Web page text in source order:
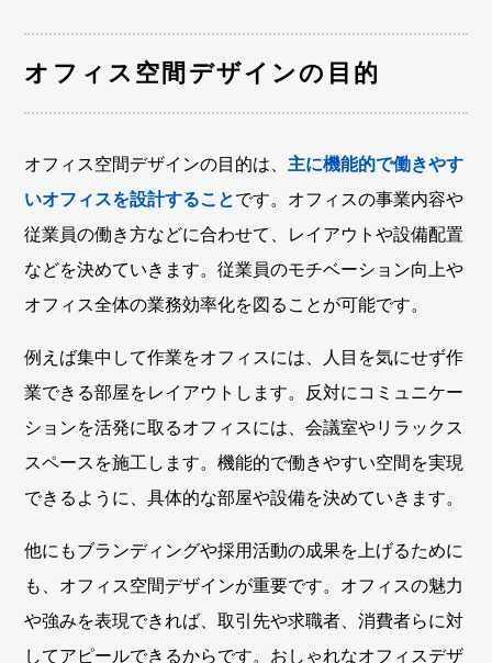
オフィス空間デザインの目的
オフィス空間デザインの目的は、 主に機能的で働きやす
いオフィスを設計することです。オフィスの事業内容や
従業員の働き方などに合わせて、レイアウトや設備配置
などを決めていきます。従業員のモチベーション向上や
オフィス全体の業務効率化を図ることが可能です。
例えば集中して作業をオフィスには、人目を気にせず作
業できる部屋をレイアウトします。反対にコミュニケー
ションを活発に取るオフィスには、会議室やリラックス
スペースを施工します。機能的で働きやすい空間を実現
できるように、具体的な部屋や設備を決めていきます。
他にもブランディングや採用活動の成果を上げるために
も、オフィス空間デザインが重要です。オフィスの魅力
や強みを表現できれば、取引先や求職者、消費者らに対
してアピールできるからです。おしゃれなオフィスデザ